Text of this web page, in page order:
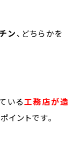
ン、どちらかを
いる工務店が造
イントです。